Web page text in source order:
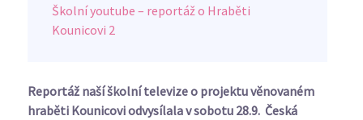
Školní youtube – reportáž o Hraběti
Kounicovi 2
Reportáž naší školní televizeo projektu věnovaném
hraběti Kounicoviodvysílalav sobotu 28.9. Česká